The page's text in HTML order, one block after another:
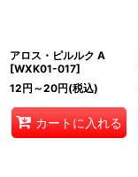
アロス・ピルルク A
[WXK01-017]
12円 ～20円(税込)
カートに入れる